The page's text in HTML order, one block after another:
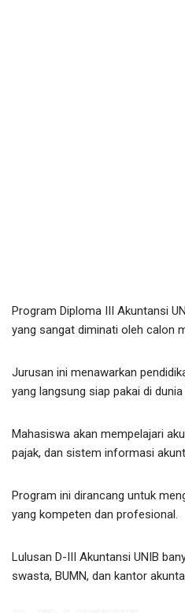
Program Diploma III Akuntansi
yang sangat diminati oleh calon
Jurusan ini menawarkan
yang langsung siap pakai di dunia
Mahasiswa akan mempelajari
pajak, dan sistem informasi
Program ini dirancang untuk
yang kompeten dan profesional.
Lulusan D-III Akuntansi UNIB
swasta, BUMN, dan kantor